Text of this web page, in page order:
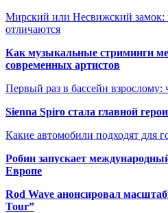
Мирский или Несвижский замок:
отличаются
Как музыкальные стриминги
современных артистов
Первый раз в бассейн взрослому:
Sienna Spiro стала главной
Какие автомобили подходят для
Робин запускает
Европе
Rod Wave анонсировал
Tour”